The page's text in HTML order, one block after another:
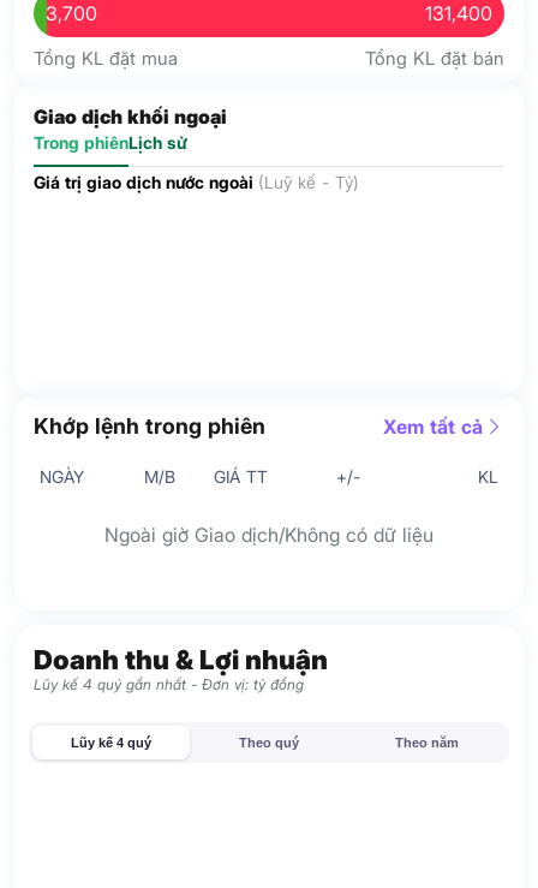
3,700 131,400
Tổng KL đặt mua Tổng KL đặt bán
Giao dịch khối ngoại
Trong phiênLịch sử
Giá trị giao dịch nước ngoài (Luỹ kế - Tỷ)
Khớp lệnh trong phiên Xem tất cả
NGÀY M/B GIÁ TT +/- KL
Ngoài giờ Giao dịch/Không có dữ liệu
Doanh thu & Lợi nhuận
Lũy kế 4 quý gần nhất - Đơn vị: tỷ đồng
Lũy kế 4 quý Theo quý Theo năm